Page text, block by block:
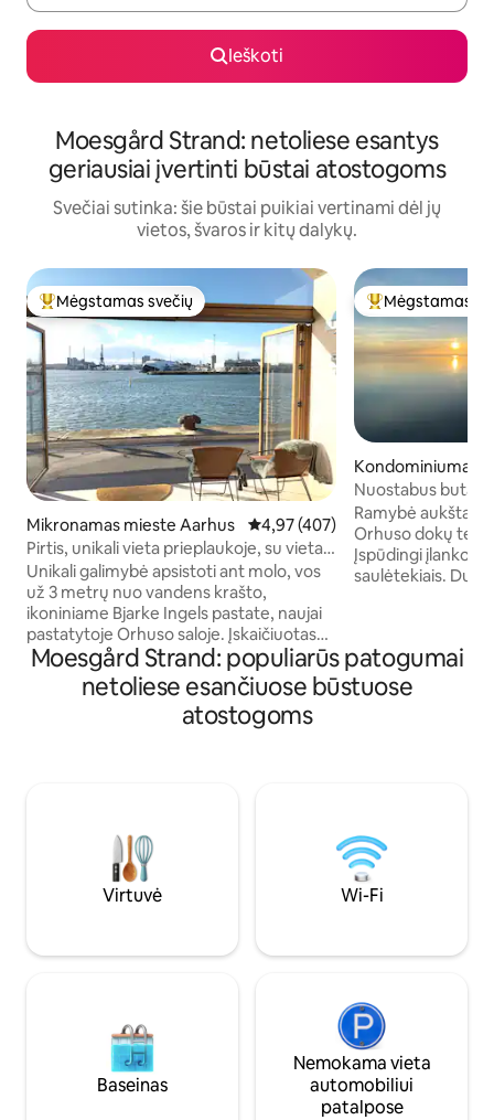
Ieškoti
Moesgård Strand: netoliese esantys
geriausiai įvertinti būstai atostogoms
Svečiai sutinka: šie būstai puikiai vertinami dėl jų
vietos, švaros ir kitų dalykų.
Svečių mėgstamiausias
Mėgstamas svečių
Mikronamas mieste Aarhus Vidutinis įvertinimas: 4,97 iš 5,
4,97 (407)
Pirtis, unikali vieta prieplaukoje, su vieta
automobiliui
Unikali galimybė apsistoti ant molo, vos
už 3 metrų nuo vandens krašto,
ikoniniame Bjarke Ingels pastate, naujai
pastatytoje Orhuso saloje. Įskaičiuotas
Wi-Fi ir privati automobilių stovėjimo
aikštelė. Esant geram orui, uosto
promenada yra gerai aplankyta. Jaukūs
ir gerai įrengti vonios kambariai su
verslo keliautojams. Virtuvėlė su
elektriniu virduliu ir šaldytuvu -
neįmanoma gaminti karšto maisto.
Svečių
Mėgstamas
Kondominiumas
Nuostabus butas
jūrą
Ramybė aukštai
Orhuso dokų
Įspūdingi įlankos
saulėtekiais. Du
poilsio erdvė.
Balkonas,
mėgaujantis
Moesgård Strand: populiarūs patogumai
netoliese esančiuose būstuose
atostogoms
Virtuvė Wi-Fi
Baseinas
Nemokama vieta
automobiliui
patalpose